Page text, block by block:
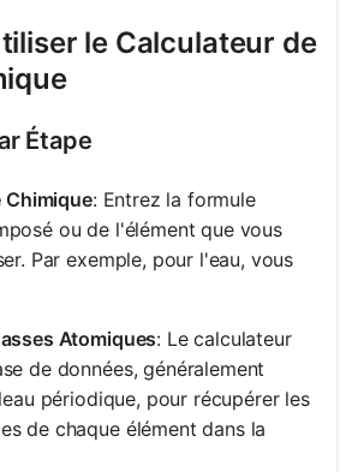
le Calculateur de
Étape
Chimique: Entrez la formule
ou de l'élément que vous
Par exemple, pour l'eau, vous
Atomiques: Le calculateur
de données, généralement
périodique, pour récupérer les
de chaque élément dans la